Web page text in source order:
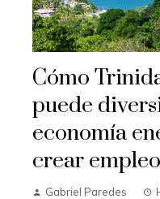
Cómo
puede
economía
crear
Gabriel Paredes